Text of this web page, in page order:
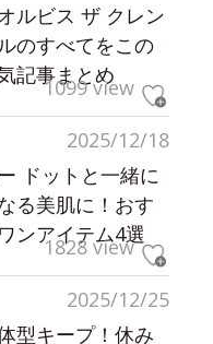
ルビス ザ クレン
のすべてをこの
記事まとめ
1099 view
2025/12/18
ドットと一緒に
る美肌に！おす
ンアイテム4選
1828 view
2025/12/25
型キープ！休み